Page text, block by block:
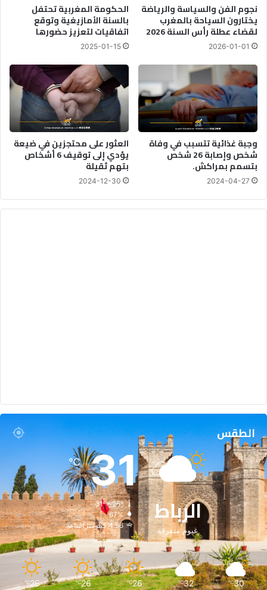
نجوم الفن والسياسة والرياضة
يختارون السياحة بالمغرب
لقضاء عطلة رأس السنة 2026
2026-01-01
الحكومة المغربية تحتفل
بالسنة الأمازيغية وتوقع
اتفاقيات لتعزيز حضورها
2025-01-15
وجبة غذائية تتسبب في وفاة
شخص وإصابة 26 شخص
بتسمم بمراكش.
2024-04-27
العثور على محتجزين في ضيعة
يؤدي إلى توقيف 6 أشخاص
بتهم ثقيلة
2024-12-30
الطقس
الرباط
غيوم متفرقة
31
℃
31º - 26º
67%
4.56 كيلومتر/ساعة
30
℃
32
℃
26
℃
26
℃
26
℃